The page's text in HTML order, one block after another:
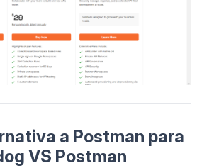
a Postman para
VS Postman